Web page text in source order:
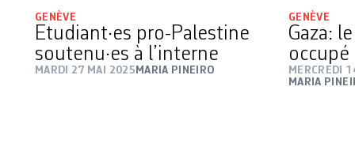
GENÈVE
Etudiant·es pro-Palestine
soutenu·es à l’interne
MARDI 27 MAI 2025 MARIA PINEIRO
GENÈVE
Gaza:
occupé
MERCREDI
MARIA